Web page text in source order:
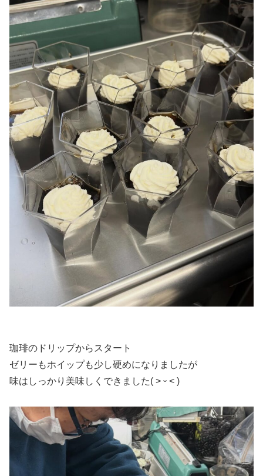
珈琲のドリップからスタート
ゼリーもホイップも少し硬めになりましたが
味はしっかり美味しくできました( ˃ ᵕ ˂ )